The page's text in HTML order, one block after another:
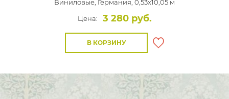
Виниловые, Германия, 0,53x10,05 м
Цена:
3 280 руб.
В КОРЗИНУ